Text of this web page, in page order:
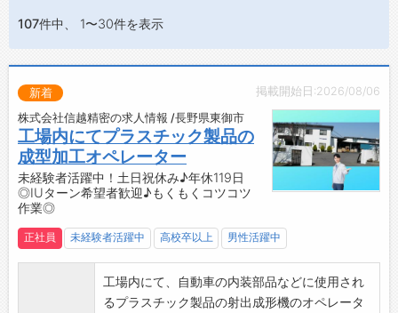
107件中、 1〜30件を表示
掲載開始日:2026/08/06
新着
株式会社信越精密の求人情報 /長野県東御市
工場内にてプラスチック製品の
成型加工オペレーター
未経験者活躍中！土日祝休み♪年休119日
◎IUターン希望者歓迎♪もくもくコツコツ
作業◎
正社員 未経験者活躍中 高校卒以上 男性活躍中
工場内にて、自動車の内装部品などに使用され
るプラスチック製品の射出成形機のオペレータ